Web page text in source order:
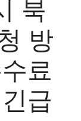
북
방
료
급